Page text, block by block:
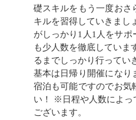
礎スキルをもう一度おさ
キルを習得していきまし
がしっかり1人1人をサ
も少人数を徹底していま
るまでしっかり行ってい
基本は日帰り開催になり
宿泊も可能ですのでお気
い！ ※日程や人数によっ
ございます。